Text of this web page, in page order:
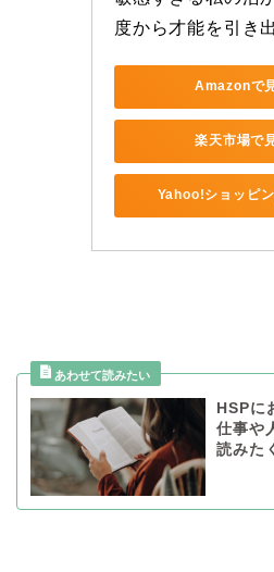
度から才能を引き
Amazonで
楽天市場で
Yahoo!ショッピ
HSPに
仕事や
読みた